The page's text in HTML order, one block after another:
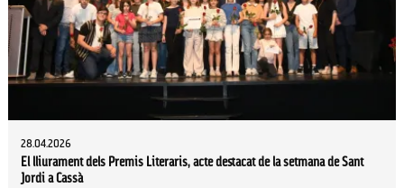
28.04.2026
El lliurament dels Premis Literaris, acte destacat de la setmana de Sant
Jordi a Cassà